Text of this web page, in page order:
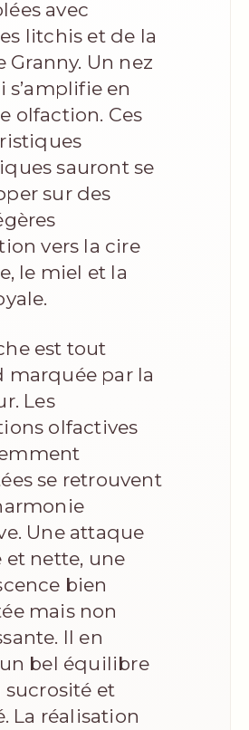
avec
litchis et de la
Granny. Un nez
s’amplifie en
olfaction. Ces
sauront se
sur des
vers la cire
le miel et la
est tout
marquée par la
Les
olfactives
se retrouvent
Une attaque
et nette, une
bien
mais non
Il en
bel équilibre
sucrosité et
La réalisation